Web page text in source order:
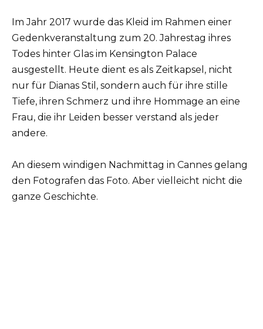
Im Jahr 2017 wurde das Kleid im Rahmen einer
Gedenkveranstaltung zum 20. Jahrestag ihres
Todes hinter Glas im Kensington Palace
ausgestellt. Heute dient es als Zeitkapsel, nicht
nur für Dianas Stil, sondern auch für ihre stille
Tiefe, ihren Schmerz und ihre Hommage an eine
Frau, die ihr Leiden besser verstand als jeder
andere.
An diesem windigen Nachmittag in Cannes gelang
den Fotografen das Foto. Aber vielleicht nicht die
ganze Geschichte.